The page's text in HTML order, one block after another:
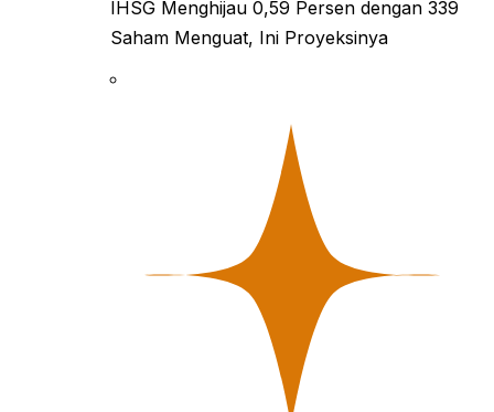
IHSG Menghijau 0,59 Persen dengan 339
Saham Menguat, Ini Proyeksinya